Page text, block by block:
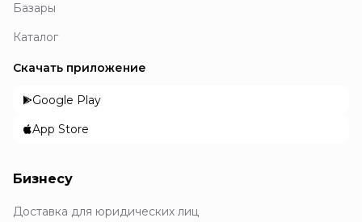
Базары
Каталог
Скачать приложение
Google Play
App Store
Бизнесу
Доставка для юридических лиц